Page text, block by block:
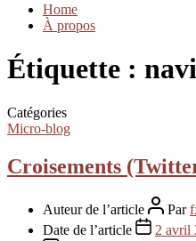
Home
À propos
Étiquette :
Catégories
Micro-blog
Croisements
Auteur de l’article Par
Date de l’article
2 avril